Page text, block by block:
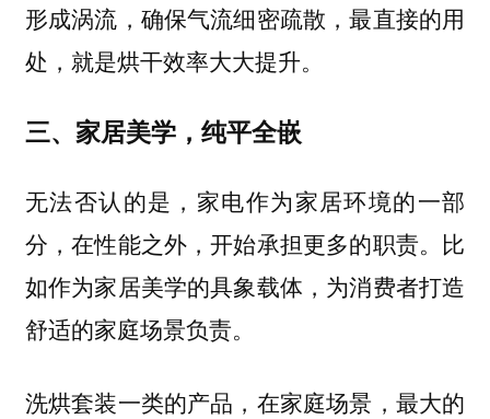
形成涡流，确保气流细密疏散，最直接的用
处，就是烘干效率大大提升。
三、家居美学，纯平全嵌
无法否认的是，家电作为家居环境的一部
分，在性能之外，开始承担更多的职责。比
如作为家居美学的具象载体，为消费者打造
舒适的家庭场景负责。
洗烘套装一类的产品，在家庭场景，最大的